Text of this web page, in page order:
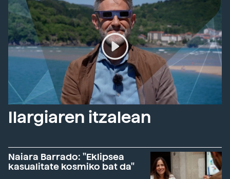
Ilargiaren itzalean
Naiara Barrado: "Eklipsea
kasualitate kosmiko bat da"